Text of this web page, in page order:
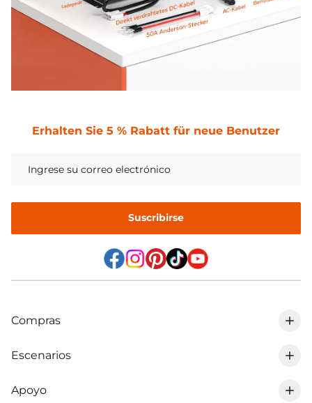
Erhalten Sie 5 % Rabatt für neue Benutzer
Suscribirse
Compras
0% IVA en DE
Batería LiFePO4
Escenarios
Batería de litio para vehículos recreativos
Apoyo